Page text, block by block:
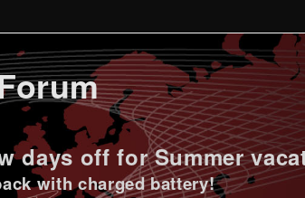
days off for Summer
with charged battery!